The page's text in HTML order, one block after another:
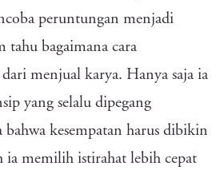
peruntungan menjadi
tahu bagaimana cara
menjual karya. Hanya saja ia
yang selalu dipegang
bahwa kesempatan harus dibikin
ia memilih istirahat lebih cepat